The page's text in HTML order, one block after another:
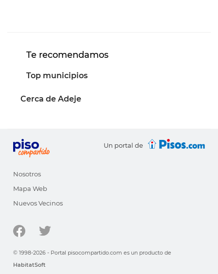
Te recomendamos
Top municipios
Cerca de Adeje
Un portal de
Nosotros
Mapa Web
Nuevos Vecinos
© 1998-2026 - Portal pisocompartido.com es un producto de
HabitatSoft